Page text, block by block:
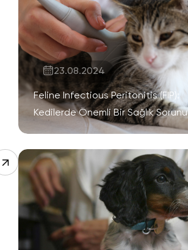
23.08.2024
Feline Infectious Peritonitis (FIP):
Kedilerde Önemli Bir Sağlık Sorunu